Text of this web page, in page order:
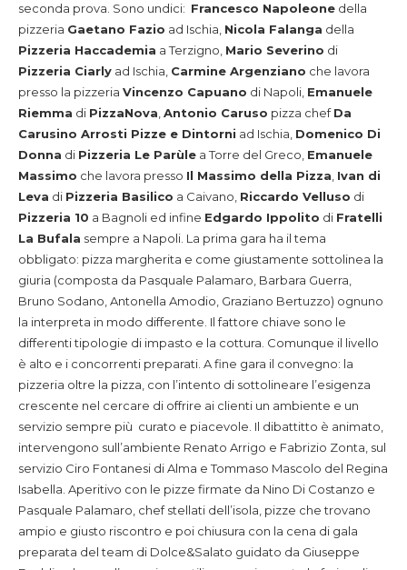
seconda prova. Sono undici: Francesco Napoleone della
pizzeria Gaetano Fazio ad Ischia, Nicola Falanga della
Pizzeria Haccademia a Terzigno, Mario Severino di
Pizzeria Ciarly ad Ischia, Carmine Argenziano che lavora
presso la pizzeria Vincenzo Capuano di Napoli, Emanuele
Riemma di PizzaNova Antonio Caruso pizza chefDa
Carusino Arrosti Pizze e Dintorni ad Ischia, Domenico Di
Donna di Pizzeria Le Parùle a Torre del Greco, Emanuele
Massimo che lavora presso Il Massimo della Pizza Ivan di
Leva di Pizzeria Basilico a Caivano, Riccardo Velluso di
Pizzeria 10 a Bagnoli ed infine Edgardo Ippolito di Fratelli
La Bufala sempre a Napoli. La prima gara ha il tema
obbligato: pizza margherita e come giustamente sottolinea la
giuria (composta da Pasquale Palamaro, Barbara Guerra,
Bruno Sodano, Antonella Amodio, Graziano Bertuzzo) ognuno
la interpreta in modo differente. Il fattore chiave sono le
differenti tipologie di impasto e la cottura. Comunque il livello
è alto e i concorrenti preparati. A fine gara il convegno: la
pizzeria oltre la pizza, con l’intento di sottolineare l’esigenza
crescente nel cercare di offrire ai clienti un ambiente e un
servizio sempre più curato e piacevole. Il dibattitto è animato,
intervengono sull’ambiente Renato Arrigo e Fabrizio Zonta, sul
servizio Ciro Fontanesi di Alma e Tommaso Mascolo del Regina
Isabella. Aperitivo con le pizze firmate da Nino Di Costanzo e
Pasquale Palamaro, chef stellati dell’isola, pizze che trovano
ampio e giusto riscontro e poi chiusura con la cena di gala
preparata del team di Dolce&Salato guidato da Giuseppe